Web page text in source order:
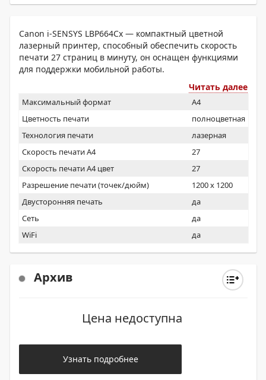
Canon i-SENSYS LBP664Cx — компактный цветной
лазерный принтер, способный обеспечить скорость
печати 27 страниц в минуту, он оснащен функциями
для поддержки мобильной работы.
Читать далее
Максимальный формат
A4
Цветность печати
полноцветная
Технология печати
лазерная
Скорость печати А4
27
Скорость печати А4 цвет
27
Разрешение печати (точек/дюйм)
1200 x 1200
Двусторонняя печать
да
Сеть
да
WiFi
да
Архив
Цена недоступна
Узнать подробнее